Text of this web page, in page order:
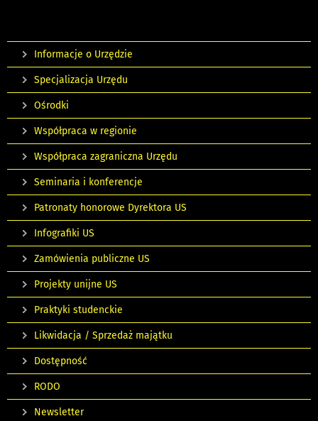
Informacje o Urzędzie
Specjalizacja Urzędu
Ośrodki
Współpraca w regionie
Współpraca zagraniczna Urzędu
Seminaria i konferencje
Patronaty honorowe Dyrektora US
Infografiki US
Zamówienia publiczne US
Projekty unijne US
Praktyki studenckie
Likwidacja / Sprzedaż majątku
Dostępność
RODO
Newsletter